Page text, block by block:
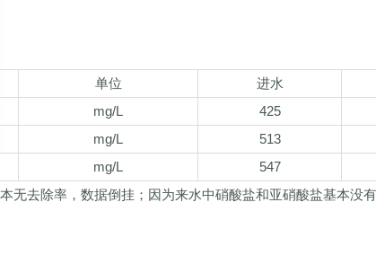
单位 进水
mg/L 425
mg/L 513
mg/L 547
无去除率，数据倒挂；因为来水中硝酸盐和亚硝酸盐基本没